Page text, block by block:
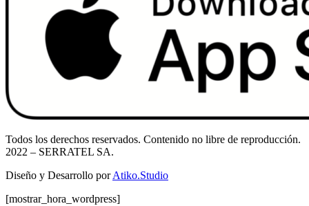
Todos los derechos reservados. Contenido no libre de reproducción.
2022 – SERRATEL SA.
Diseño y Desarrollo porAtiko.Studio
[mostrar_hora_wordpress]